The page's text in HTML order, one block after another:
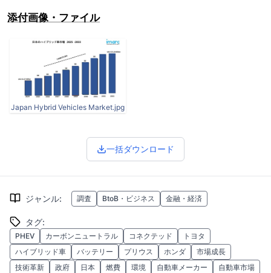
添付画像・ファイル
Japan Hybrid Vehicles Market.jpg
一括ダウンロード
ジャンル: 調査 BtoB・ビジネス 金融・経済
タグ:
PHEV カーボンニュートラル コネクテッド
トヨタ
ハイブリッド車
バッテリー プリウス ホンダ
市場成長
技術革新
政府 日本 燃費 環境 自動車メーカー
自動車市場